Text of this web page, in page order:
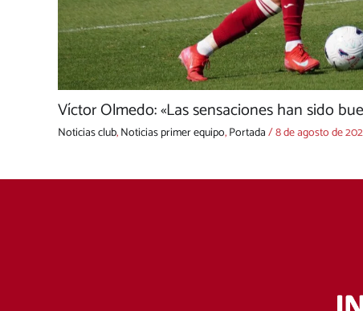
Víctor Olmedo: «Las sensaciones han sido
Noticias club,Noticias primer equipo,Portada/8 de agosto de